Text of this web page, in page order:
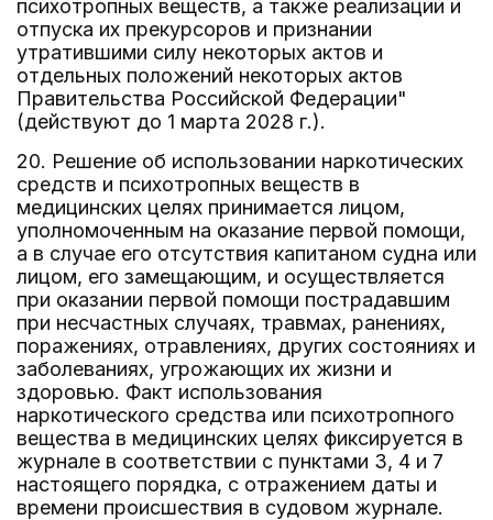
психотропных веществ, а также реализации и
отпуска их прекурсоров и признании
утратившими силу некоторых актов и
отдельных положений некоторых актов
Правительства Российской Федерации"
(действуют до 1 марта 2028 г.).
20. Решение об использовании наркотических
средств и психотропных веществ в
медицинских целях принимается лицом,
уполномоченным на оказание первой помощи,
а в случае его отсутствия капитаном судна или
лицом, его замещающим, и осуществляется
при оказании первой помощи пострадавшим
при несчастных случаях, травмах, ранениях,
поражениях, отравлениях, других состояниях и
заболеваниях, угрожающих их жизни и
здоровью. Факт использования
наркотического средства или психотропного
вещества в медицинских целях фиксируется в
журнале в соответствии с пунктами 3, 4 и 7
настоящего порядка, с отражением даты и
времени происшествия в судовом журнале.